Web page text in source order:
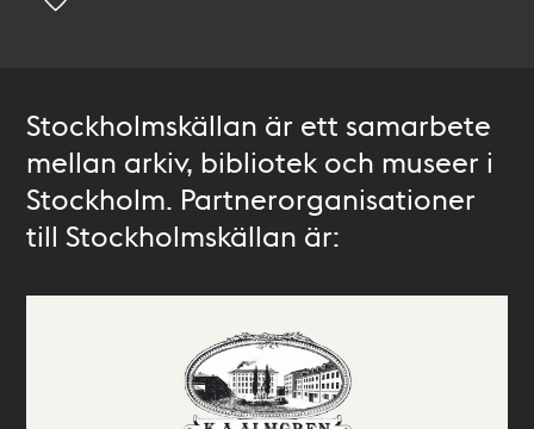
Stockholmskällan är ett samarbete
mellan arkiv, bibliotek och museer i
Stockholm. Partnerorganisationer
till Stockholmskällan är: